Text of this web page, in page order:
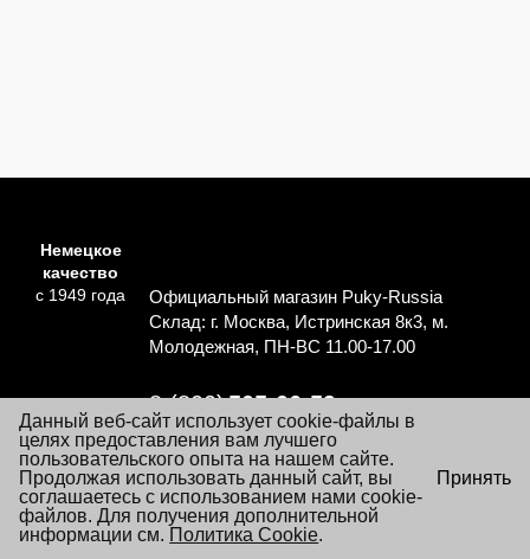
Немецкое
качество
с 1949 года
Официальный магазин Puky-Russia
Склад: г. Москва, Истринская 8к3, м.
Молодежная, ПН-ВС 11.00-17.00
8 (800)505-06-59
Перезвоните мне
Согласие на обработку персональных данных
Политика обработки персональных данных
Условия заказа и покупки товаров
×
Посещая настоящий сайт Вы даете согласие на обработку
файлов «cookie», пользовательских данных …
Данный веб-сайт использует cookie-файлы в
целях предоставления вам лучшего
пользовательского опыта на нашем сайте.
Продолжая использовать данный сайт, вы
соглашаетесь с использованием нами cookie-
файлов. Для получения дополнительной
информации см. Политика Cookie.
Принять